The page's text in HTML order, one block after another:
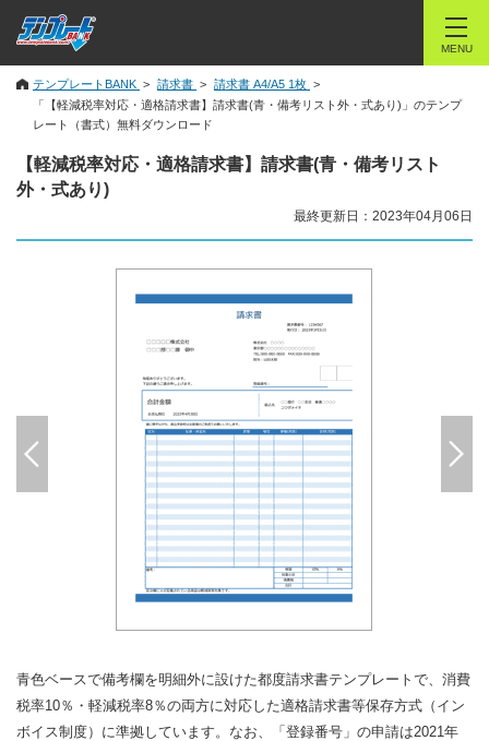
MENU
テンプレートBANK 請求書
請求書 A4/A5 1枚
「【軽減税率対応・適格請求書】請求書(青・備考リスト外・式あり)」のテンプ
レート（書式）無料ダウンロード
【軽減税率対応・適格請求書】請求書(青・備考リスト
外・式あり)
最終更新日：2023年04月06日
青色ベースで備考欄を明細外に設けた都度請求書テンプレートで、消費
税率10％・軽減税率8％の両方に対応した適格請求書等保存方式（イン
ボイス制度）に準拠しています。なお、「登録番号」の申請は2021年